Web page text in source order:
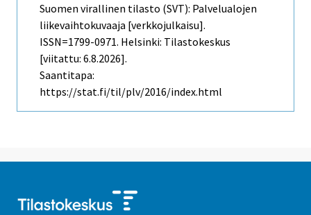
Suomen virallinen tilasto (SVT): Palvelualojen
liikevaihtokuvaaja [verkkojulkaisu].
ISSN=1799-0971. Helsinki: Tilastokeskus
[viitattu: 6.8.2026].
Saantitapa:
https://stat.fi/til/plv/2016/index.html